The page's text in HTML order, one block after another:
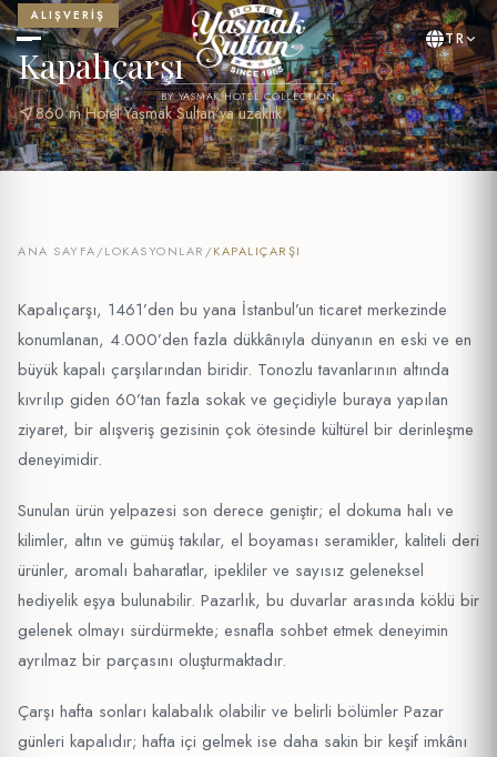
BY YASMAK HOTEL COLLECTION
TR
ALIŞVERIŞ
Kapalıçarşı
near_me860 m Hotel Yaşmak Sultan'ya uzaklık
ANA SAYFA/LOKASYONLAR /KAPALIÇARŞI
Kapalıçarşı, 1461’den bu yana İstanbul’un ticaret merkezinde
konumlanan, 4.000’den fazla dükkânıyla dünyanın en eski ve en
büyük kapalı çarşılarından biridir. Tonozlu tavanlarının altında
kıvrılıp giden 60’tan fazla sokak ve geçidiyle buraya yapılan
ziyaret, bir alışveriş gezisinin çok ötesinde kültürel bir derinleşme
deneyimidir.
Sunulan ürün yelpazesi son derece geniştir; el dokuma halı ve
kilimler, altın ve gümüş takılar, el boyaması seramikler, kaliteli deri
ürünler, aromalı baharatlar, ipekliler ve sayısız geleneksel
hediyelik eşya bulunabilir. Pazarlık, bu duvarlar arasında köklü bir
gelenek olmayı sürdürmekte; esnafla sohbet etmek deneyimin
ayrılmaz bir parçasını oluşturmaktadır.
Çarşı hafta sonları kalabalık olabilir ve belirli bölümler Pazar
günleri kapalıdır; hafta içi gelmek ise daha sakin bir keşif imkânı